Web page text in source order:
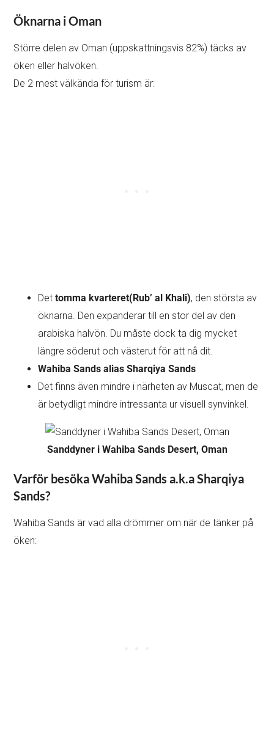
Öknarna i Oman
Större delen av Oman (uppskattningsvis 82%) täcks av
öken eller halvöken.
De 2 mest välkända för turism är:
Dettomma kvarteret(Rub’ al Khali), den största av
öknarna. Den expanderar till en stor del av den
arabiska halvön. Du måste dock ta dig mycket
längre söderut och västerut för att nå dit.
Wahiba Sands alias Sharqiya Sands
Det finns även mindre i närheten av Muscat, men de
är betydligt mindre intressanta ur visuell synvinkel.
Sanddyner i Wahiba Sands Desert, Oman
Varför besöka Wahiba Sands a.k.a Sharqiya
Sands?
Wahiba Sands är vad alla drömmer om när de tänker på
öken: